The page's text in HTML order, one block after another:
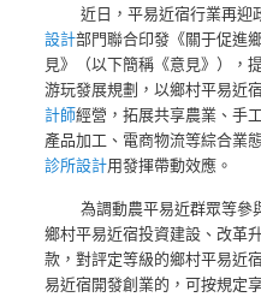
近日，平易近宿行業再迎
設計部門聯合印發《關于促進
見》（以下簡稱《意見》），
游玩發展規劃，以鄉村平易近
計師經營，拓展共享農業、手
產品加工、電商物流等綜合業
診所設計用發揮帶動效應。
為調動農平易近群眾等參
鄉村平易近宿投資建設、改革
款，對評定等級的鄉村平易近
易近宿開發創業的，可按規定